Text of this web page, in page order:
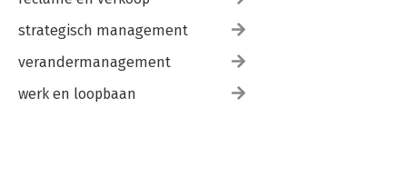
strategisch management
verandermanagement
werk en loopbaan